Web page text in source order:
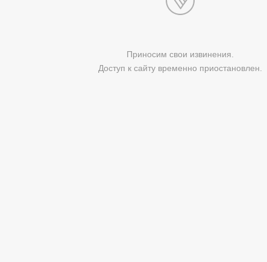
Приносим свои извинения.
Доступ к сайту временно приостановлен.